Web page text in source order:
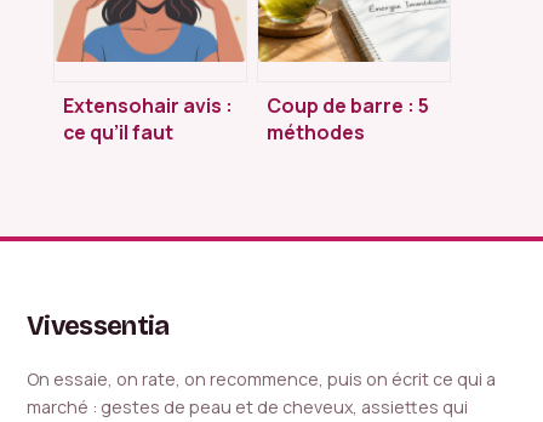
Extensohair avis :
ce qu’il faut
Coup de barre : 5
méthodes
de 20 minutes
Vivessentia
On essaie, on rate, on recommence, puis on écrit ce qui a
marché : gestes de peau et de cheveux, assiettes qui